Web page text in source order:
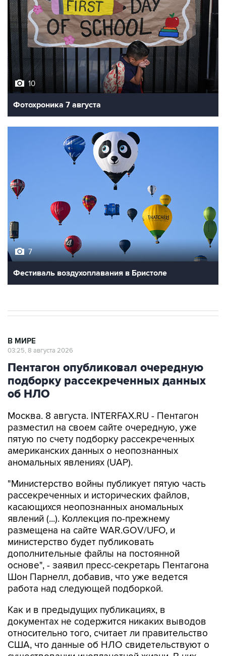
10
Фотохроника 7 августа
7
Фестиваль воздухоплавания в Бристоле
В МИРЕ
03:25, 8 августа 2026
Пентагон опубликовал очередную
подборку рассекреченных данных
об НЛО
Москва. 8 августа. INTERFAX.RU - Пентагон
разместил на своем сайте очередную, уже
пятую по счету подборку рассекреченных
американских данных о неопознанных
аномальных явлениях (UAP).
"Министерство войны публикует пятую часть
рассекреченных и исторических файлов,
касающихся неопознанных аномальных
явлений (...). Коллекция по-прежнему
размещена на сайте WAR.GOV/UFO, и
министерство будет публиковать
дополнительные файлы на постоянной
основе", - заявил пресс-секретарь Пентагона
Шон Парнелл, добавив, что уже ведется
работа над следующей подборкой.
Как и в предыдущих публикациях, в
документах не содержится никаких выводов
относительно того, считает ли правительство
США, что данные об НЛО свидетельствуют о